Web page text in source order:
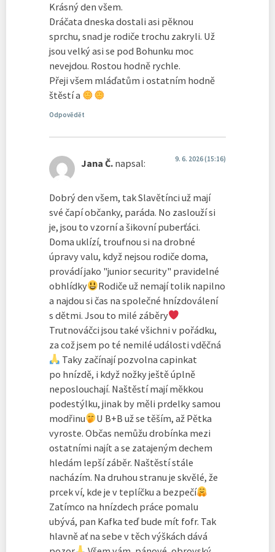
Krásný den všem.
Dráčata dneska dostali asi pěknou
sprchu, snad je rodiče trochu zakryli. Už
jsou velký asi se pod Bohunku moc
nevejdou. Rostou hodně rychle.
Přeji všem mláďatům i ostatním hodně
štěstí a
Odpovědět
Jana Č. napsal: 9. 6. 2026 (15:16)
Dobrý den všem, tak Slavětínci už mají
své čapí občanky, paráda. No zaslouží si
je, jsou to vzorní a šikovní puberťáci.
Doma uklízí, troufnou si na drobné
úpravy valu, když nejsou rodiče doma,
provádí jako "junior security" pravidelné
obhlídky
Rodiče už nemají tolik napilno
a najdou si čas na společné hnízdoválení
s dětmi. Jsou to milé záběry
Trutnováčci jsou také všichni v pořádku,
za což jsem po té nemilé události vděčná
Taky začínají pozvolna capinkat
po hnízdě, i když nožky ještě úplně
neposlouchají. Naštěstí mají měkkou
podestýlku, jinak by měli prdelky samou
modřinu
U B+B už se těším, až Pětka
vyroste. Občas nemůžu drobínka mezi
ostatními najít a se zatajeným dechem
hledám lepší záběr. Naštěstí stále
nacházím. Na druhou stranu je skvělé, že
prcek ví, kde je v teplíčku a bezpečí
Zatímco na hnízdech práce pomalu
ubývá, pan Kafka teď bude mít fofr. Tak
hlavně ať na sebe v těch výškách dává